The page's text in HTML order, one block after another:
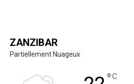
ZANZIBAR
Partiellement Nuageux
°C